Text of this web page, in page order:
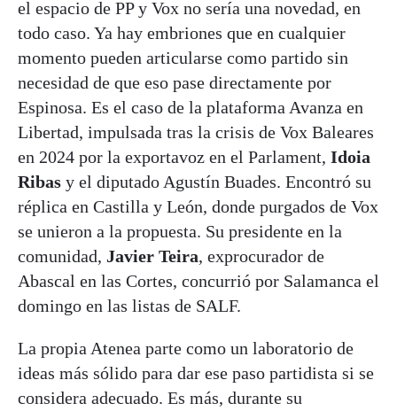
el espacio de PP y Vox no sería una novedad, en
todo caso. Ya hay embriones que en cualquier
momento pueden articularse como partido sin
necesidad de que eso pase directamente por
Espinosa. Es el caso de la plataforma Avanza en
Libertad, impulsada tras la crisis de Vox Baleares
en 2024 por la exportavoz en el Parlament, Idoia
Ribas y el diputado Agustín Buades. Encontró su
réplica en Castilla y León, donde purgados de Vox
se unieron a la propuesta. Su presidente en la
comunidad, Javier Teira, exprocurador de
Abascal en las Cortes, concurrió por Salamanca el
domingo en las listas de SALF.
La propia Atenea parte como un laboratorio de
ideas más sólido para dar ese paso partidista si se
considera adecuado. Es más, durante su